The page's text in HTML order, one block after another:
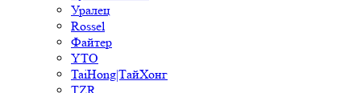
Уралец
Rossel
Файтер
YTO
TaiHong|ТайХонг